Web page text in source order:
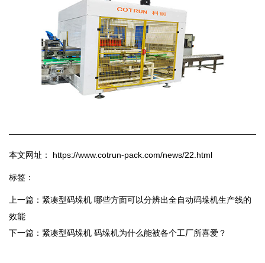
本文网址： https://www.cotrun-pack.com/news/22.html
标签：
上一篇： 紧凑型码垛机 哪些方面可以分辨出全自动码垛机生产线的
效能
下一篇： 紧凑型码垛机 码垛机为什么能被各个工厂所喜爱？